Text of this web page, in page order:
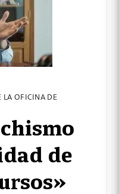
LA OFICINA DE
de